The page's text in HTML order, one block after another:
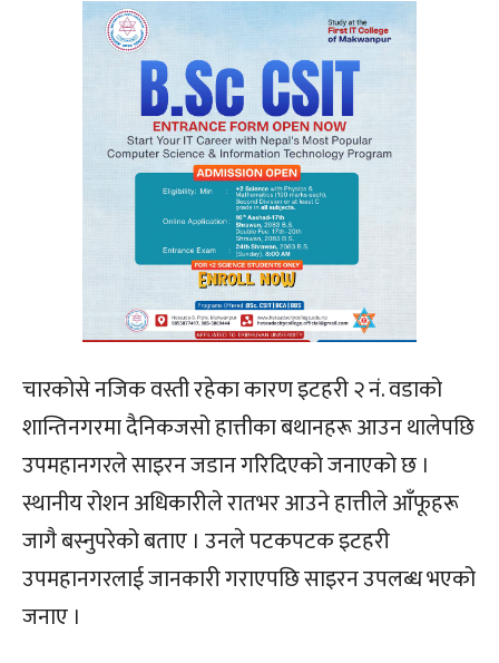
चारकोसे नजिक वस्ती रहेका कारण इटहरी २ नं. वडाको
शान्तिनगरमा दैनिकजसो हात्तीका बथानहरू आउन थालेपछि
उपमहानगरले साइरन जडान गरिदिएको जनाएको छ ।
स्थानीय रोशन अधिकारीले रातभर आउने हात्तीले आँफूहरू
जागै बस्नुपरेको बताए । उनले पटकपटक इटहरी
उपमहानगरलाई जानकारी गराएपछि साइरन उपलब्ध भएको
जनाए ।